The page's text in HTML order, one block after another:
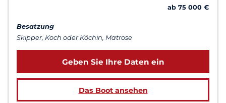
ab 75 000 €
Besatzung
Skipper, Koch oder Köchin, Matrose
Geben Sie Ihre Daten ein
Das Boot ansehen